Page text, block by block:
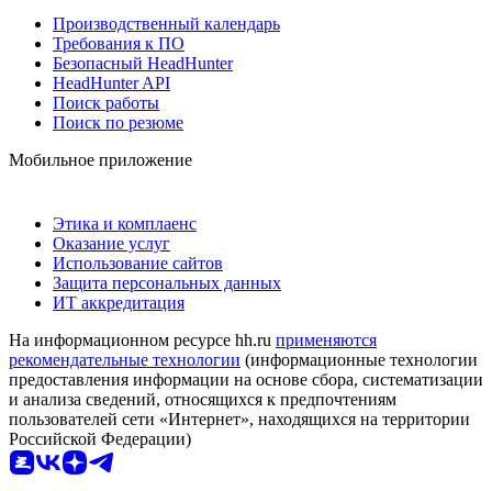
Производственный календарь
Требования к ПО
Безопасный HeadHunter
HeadHunter API
Поиск работы
Поиск по резюме
Мобильное приложение
Этика и комплаенс
Оказание услуг
Использование сайтов
Защита персональных данных
ИТ аккредитация
На информационном ресурсе hh.ru применяются
рекомендательные технологии (информационные технологии
предоставления информации на основе сбора, систематизации
и анализа сведений, относящихся к предпочтениям
пользователей сети «Интернет», находящихся на территории
Российской Федерации)